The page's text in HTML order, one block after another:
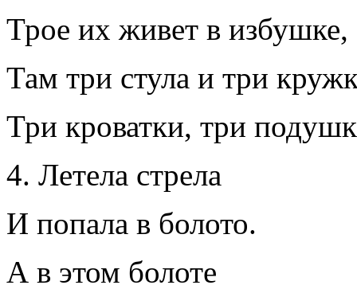
Трое их живет в избушке,
Там три стула и три
Три кроватки, три
Летела стрела
И попала в болото.
А в этом болоте